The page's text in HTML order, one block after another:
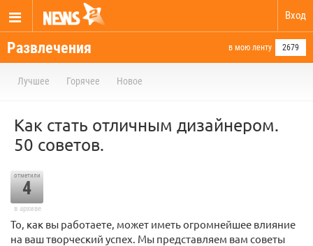
Вход
Развлечения в мою ленту 2679
Лучшее Горячее Новое
Как стать отличным дизайнером.
50 советов.
отметили
4
в архиве
То, как вы работаете, может иметь огромнейшее влияние
на ваш творческий успех. Мы представляем вам советы